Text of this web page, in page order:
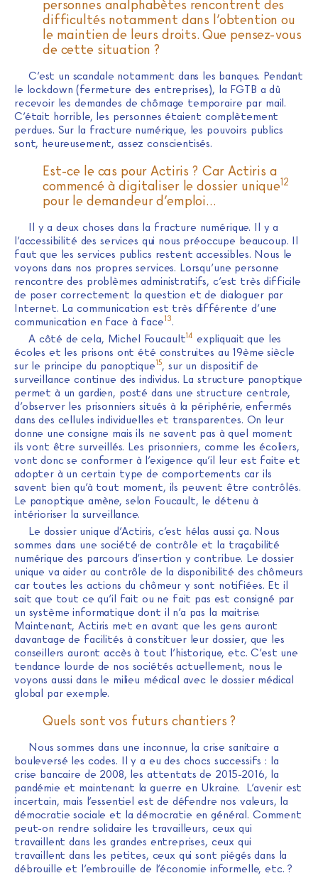
personnes analphabètes rencontrent des
difficultés notamment dans l’obtention ou
le maintien de leurs droits. Que pensez-vous
de cette situation ?
C’est un scandale notamment dans les banques. Pendant
le lockdown (fermeture des entreprises), la FGTB a dû
recevoir les demandes de chômage temporaire par mail.
C’était horrible, les personnes étaient complètement
perdues. Sur la fracture numérique, les pouvoirs publics
sont, heureusement, assez conscientisés.
Est-ce le cas pour Actiris ? Car Actiris a
commencé à digitaliser le dossier unique12
pour le demandeur d’emploi…
Il y a deux choses dans la fracture numérique. Il y a
l’accessibilité des services qui nous préoccupe beaucoup. Il
faut que les services publics restent accessibles. Nous le
voyons dans nos propres services. Lorsqu’une personne
rencontre des problèmes administratifs, c’est très difficile
de poser correctement la question et de dialoguer par
Internet. La communication est très différente d’une
communication en face à face13.
A côté de cela, Michel Foucault14 expliquait que les
écoles et les prisons ont été construites au 19ème siècle
sur le principe du panoptique15, sur un dispositif de
surveillance continue des individus. La structure panoptique
permet à un gardien, posté dans une structure centrale,
d’observer les prisonniers situés à la périphérie, enfermés
dans des cellules individuelles et transparentes. On leur
donne une consigne mais ils ne savent pas à quel moment
ils vont être surveillés. Les prisonniers, comme les écoliers,
vont donc se conformer à l’exigence qu’il leur est faite et
adopter à un certain type de comportements car ils
savent bien qu’à tout moment, ils peuvent être contrôlés.
Le panoptique amène, selon Foucault, le détenu à
intérioriser la surveillance.
Le dossier unique d’Actiris, c’est hélas aussi ça. Nous
sommes dans une société de contrôle et la traçabilité
numérique des parcours d’insertion y contribue. Le dossier
unique va aider au contrôle de la disponibilité des chômeurs
car toutes les actions du chômeur y sont notifiées. Et il
sait que tout ce qu’il fait ou ne fait pas est consigné par
un système informatique dont il n’a pas la maitrise.
Maintenant, Actiris met en avant que les gens auront
davantage de facilités à constituer leur dossier, que les
conseillers auront accès à tout l’historique, etc. C’est une
tendance lourde de nos sociétés actuellement, nous le
voyons aussi dans le milieu médical avec le dossier médical
global par exemple.
Quels sont vos futurs chantiers ?
Nous sommes dans une inconnue, la crise sanitaire a
bouleversé les codes. Il y a eu des chocs successifs : la
crise bancaire de 2008, les attentats de 2015-2016, la
pandémie et maintenant la guerre en Ukraine. L’avenir est
incertain, mais l’essentiel est de défendre nos valeurs, la
démocratie sociale et la démocratie en général. Comment
peut-on rendre solidaire les travailleurs, ceux qui
travaillent dans les grandes entreprises, ceux qui
travaillent dans les petites, ceux qui sont piégés dans la
débrouille et l’embrouille de l’économie informelle, etc. ?